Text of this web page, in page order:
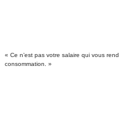
« Ce n’est pas votre salaire qui vous
consommation. »